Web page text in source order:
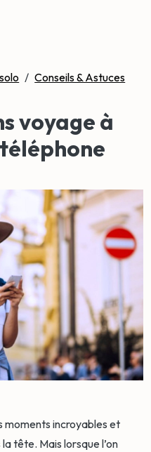
/ Conseils & Astuces
voyage à
moments incroyables et
tête. Mais lorsque l’on